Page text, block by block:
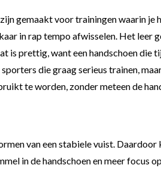
gemaakt voor trainingen waarin
in rap tempo afwisselen. Het
prettig, want een handschoen die
die graag serieus trainen,
te worden, zonder meteen de
van een stabiele vuist.
in de handschoen en meer focus